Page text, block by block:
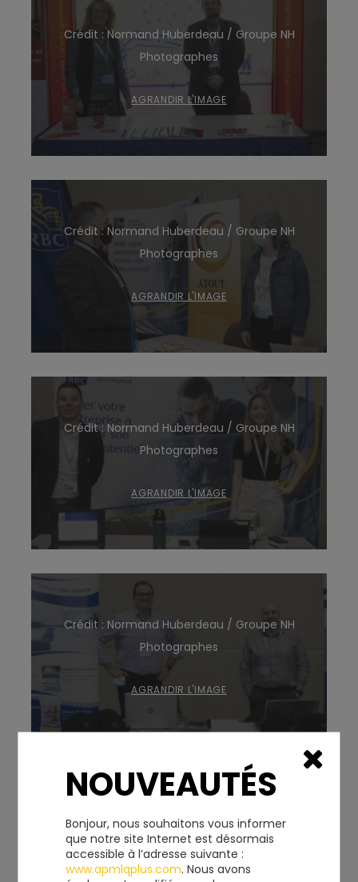
NOUVEAUTÉS
Bonjour, nous souhaitons vous informer
que notre site Internet est désormais
accessible à l’adresse suivante :
www.apmlqplus.com. Nous avons
Crédit : Normand Huberdeau / Groupe NH
Photographes
AGRANDIR L'IMAGE
Crédit : Normand Huberdeau / Groupe NH
Photographes
AGRANDIR L'IMAGE
Crédit : Normand Huberdeau / Groupe NH
Photographes
AGRANDIR L'IMAGE
Crédit : Normand Huberdeau / Groupe NH
Photographes
AGRANDIR L'IMAGE
Crédit : Normand Huberdeau / Groupe NH
Photographes